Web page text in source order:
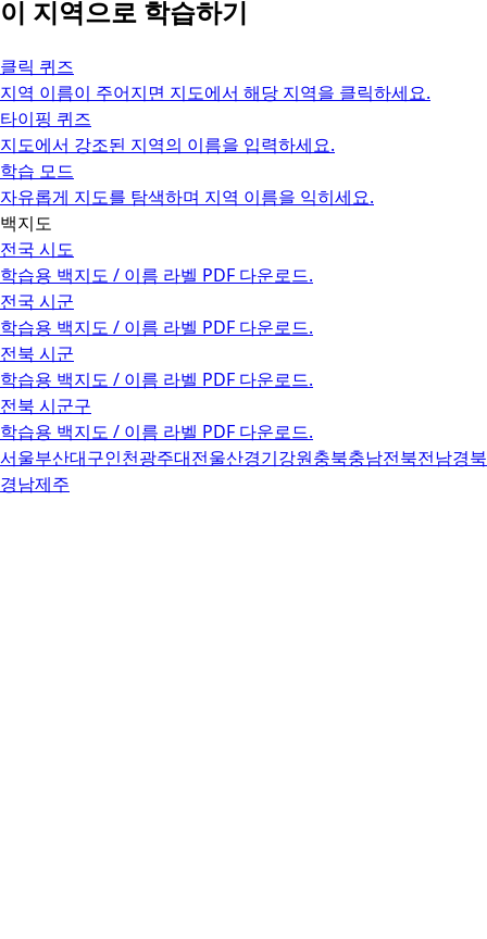
이 지역으로 학습하기
클릭 퀴즈
지역 이름이 주어지면 지도에서 해당 지역을 클릭하세요.
타이핑 퀴즈
지도에서 강조된 지역의 이름을 입력하세요.
학습 모드
자유롭게 지도를 탐색하며 지역 이름을 익히세요.
백지도
전국 시도
학습용 백지도 / 이름 라벨 PDF 다운로드.
전국 시군
학습용 백지도 / 이름 라벨 PDF 다운로드.
전북 시군
학습용 백지도 / 이름 라벨 PDF 다운로드.
전북 시군구
학습용 백지도 / 이름 라벨 PDF 다운로드.
서울부산대구인천광주대전울산경기강원충북충남전북전남경북
경남제주